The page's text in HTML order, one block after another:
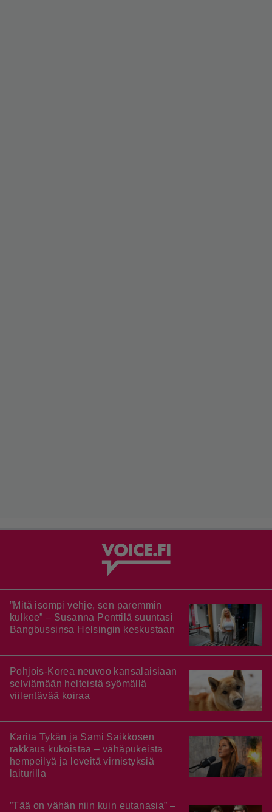
”Mitä isompi vehje, sen paremmin
kulkee” – Susanna Penttilä suuntasi
Bangbussinsa Helsingin keskustaan
Pohjois-Korea neuvoo kansalaisiaan
selviämään helteistä syömällä
viilentävää koiraa
Karita Tykän ja Sami Saikkosen
rakkaus kukoistaa – vähäpukeista
hempeilyä ja leveitä virnistyksiä
laiturilla
”Tää on vähän niin kuin eutanasia” –